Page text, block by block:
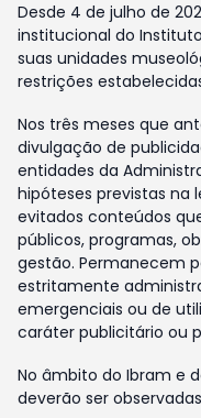
Desde 4 de julho de
institucional do
suas unidades
restrições
Nos três meses que
divulgação de
entidades da
hipóteses previstas na
evitados conteúdos
públicos, programas,
gestão. Permanecem
estritamente
emergenciais ou de
caráter publicitário ou
No âmbito do Ibram e
deverão ser